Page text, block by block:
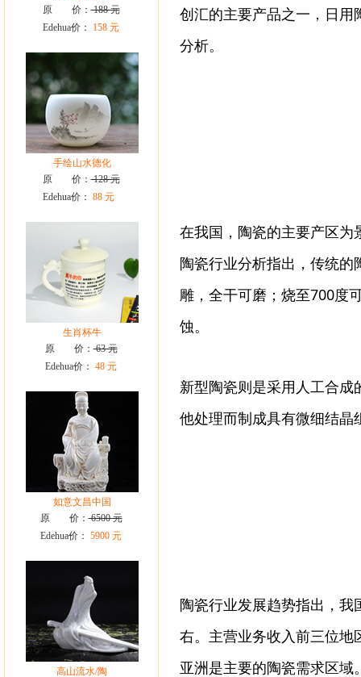
原 价：188 元
Edehua价：
158 元
手绘山水德化
原 价：128 元
Edehua价： 88 元
生肖杯牛
原 价：63 元
Edehua价： 48 元
如意文昌中国
原 价：6500 元
Edehua价： 5900 元
高山流水/陶
创汇的主要产品之一，日用
分析。
在我国，陶瓷的主要产区
陶瓷行业分析指出，传统
雕，全干可磨；烧至700度
蚀。
新型陶瓷则是采用人工合
他处理而制成具有微细结晶
陶瓷行业发展趋势指出，
右。主营业务收入前三位
亚洲是主要的陶瓷需求区